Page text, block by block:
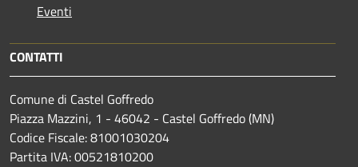
Eventi
CONTATTI
Comune di Castel Goffredo
Piazza Mazzini, 1 - 46042 - Castel Goffredo (MN)
Codice Fiscale: 81001030204
Partita IVA: 00521810200